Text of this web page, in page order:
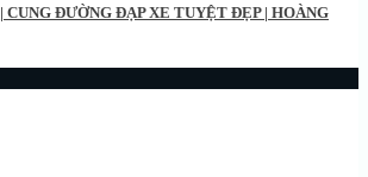
CUNG ĐƯỜNG ĐẠP XE TUYỆT ĐẸP | HOÀNG